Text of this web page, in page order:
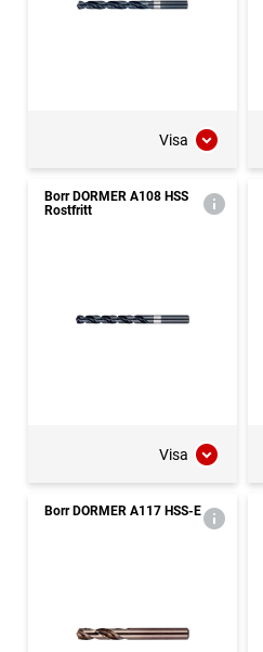
Visa
Borr DORMER A108 HSS
Rostfritt
Visa
Borr DORMER A117 HSS-E